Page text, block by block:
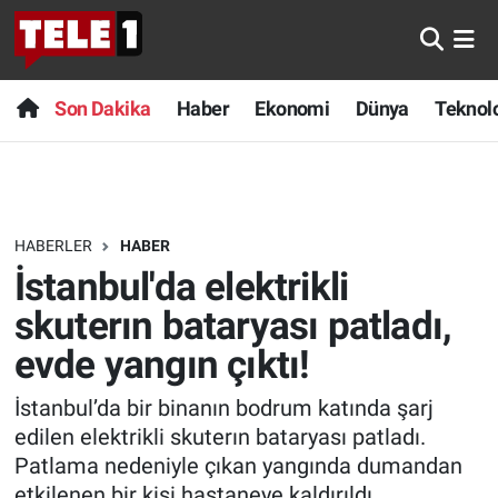
Son Dakika Haber Ekonomi Dünya
HABERLER HABER
İstanbul'da elektrikli
skuterın bataryası patladı,
evde yangın çıktı!
İstanbul’da bir binanın bodrum katında şarj
edilen elektrikli skuterın bataryası patladı.
Patlama nedeniyle çıkan yangında dumandan
Anında Manşet
Başka Sohbetler
Bilim turu
Bilim ve Teknoloji Evreni
Doğa Konuşuyor
Dünya
Ege Saati
Son Dakika
Haber
Dünya
Teknoloji
Sağlık
Spor
Yayın Akışı
Nöbetçi Eczaneler
Hava Durumu
Trafik Durumu
Süper Lig Puan Durumu ve Fikstür
Tüm Manşetler
Son Dakika Haberleri
Haber Arşivi